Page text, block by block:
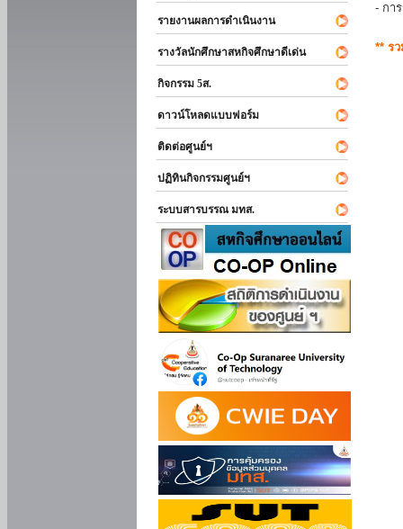
รายงานผลการดำเนินงาน
รางวัลนักศึกษาสหกิจศึกษาดีเด่น
กิจกรรม 5ส.
ดาวน์โหลดแบบฟอร์ม
ติดต่อศูนย์ฯ
ปฏิทินกิจกรรมศูนย์ฯ
ระบบสารบรรณ มทส.
- กา
** ร